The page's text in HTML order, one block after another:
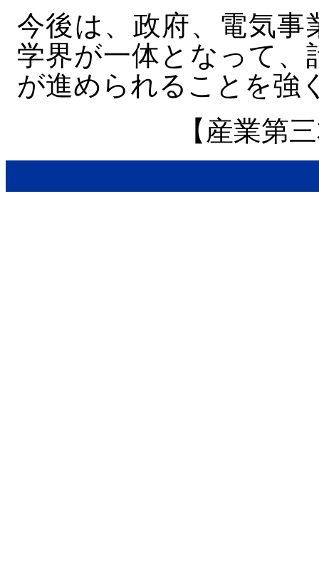
今後は、政府、電気事
学界が一体となって、
が進められることを強
【産業第